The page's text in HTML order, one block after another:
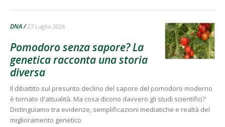
DNA 27 Luglio 2026
Pomodoro senza sapore? La
genetica racconta una storia
diversa
Il dibattito sul presunto declino del sapore del pomodoro moderno
è tornato d'attualità. Ma cosa dicono davvero gli studi scientifici?
Distinguiamo tra evidenze, semplificazioni mediatiche e realtà del
miglioramento genetico